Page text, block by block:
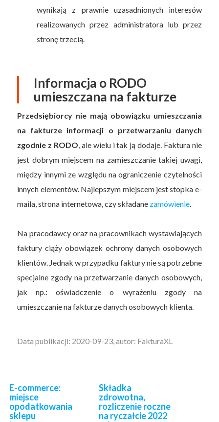
wynikają z prawnie uzasadnionych interesów
realizowanych przez administratora lub przez
stronę trzecią.
Informacja o RODO
umieszczana na fakturze
Przedsiębiorcy nie mają obowiązku umieszczania
na fakturze informacji o przetwarzaniu danych
zgodnie z RODO , ale wielu i tak ją dodaje. Faktura nie
jest dobrym miejscem na zamieszczanie takiej uwagi,
między innymi ze względu na ograniczenie czytelności
innych elementów. Najlepszym miejscem jest stopka e-
maila, strona internetowa, czy składane zamówienie
Na pracodawcy oraz na pracownikach wystawiających
faktury ciąży obowiązek ochrony danych osobowych
klientów. Jednak w przypadku faktury nie są potrzebne
specjalne zgody na przetwarzanie danych osobowych,
jak np.: oświadczenie o wyrażeniu zgody na
umieszczanie na fakturze danych osobowych klienta.
Data publikacji: 2020-09-23, autor: FakturaXL
E-commerce:
miejsce
opodatkowania
sklepu
Składka
zdrowotna,
rozliczenie roczne
na ryczałcie 2022